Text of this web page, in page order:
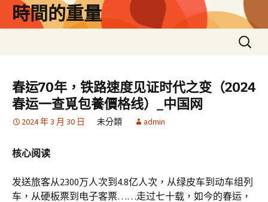
時間的重量
搜
尋
字:
春运70年，铁路速度见证时代之变（2024
春运一查覓包養價格线）_中国网
2024 年 3 月 30 日 未分類 admin
核心阅读
发送旅客从2300万人次到4.8亿人次，从绿皮车到动车组列
车，从硬板票到电子客票……走过七十载，如今的春运，